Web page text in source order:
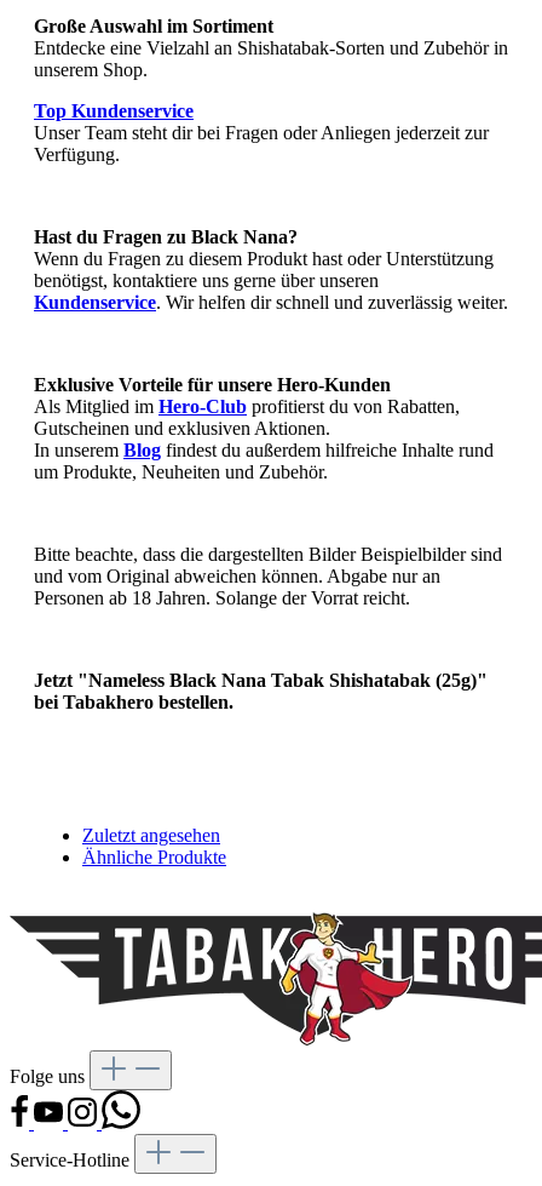
Große Auswahl im Sortiment
Entdecke eine Vielzahl an Shishatabak-Sorten und Zubehör in
unserem Shop.
Top Kundenservice
Unser Team steht dir bei Fragen oder Anliegen jederzeit zur
Verfügung.
Hast du Fragen zu Black Nana?
Wenn du Fragen zu diesem Produkt hast oder Unterstützung
benötigst, kontaktiere uns gerne über unseren
Kundenservice. Wir helfen dir schnell und zuverlässig weiter.
Exklusive Vorteile für unsere Hero-Kunden
Als Mitglied im Hero-Club profitierst du von Rabatten,
Gutscheinen und exklusiven Aktionen.
In unserem Blog findest du außerdem hilfreiche Inhalte rund
um Produkte, Neuheiten und Zubehör.
Bitte beachte, dass die dargestellten Bilder Beispielbilder sind
und vom Original abweichen können. Abgabe nur an
Personen ab 18 Jahren. Solange der Vorrat reicht.
Jetzt "Nameless Black Nana Tabak Shishatabak (25g)"
bei Tabakhero bestellen.
Zuletzt angesehen
Ähnliche Produkte
Folge uns
Service-Hotline